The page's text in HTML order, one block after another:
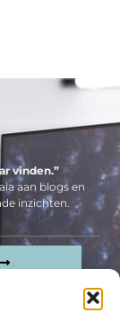
vinden.”
aan blogs en
inzichten.